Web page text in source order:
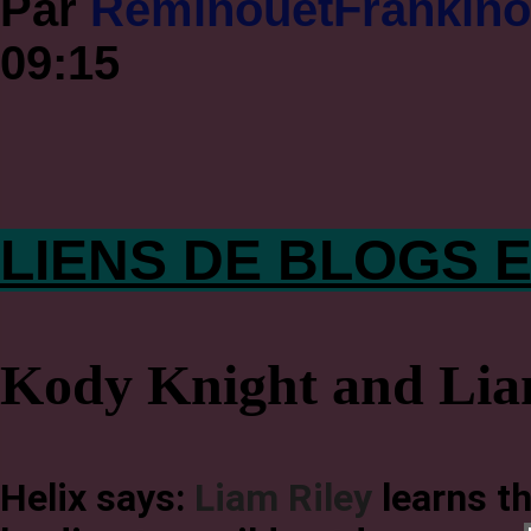
09:15
LIENS DE BLOGS
Kody Knight and
Helix says: Liam Riley learns